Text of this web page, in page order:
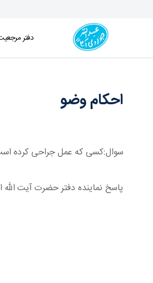
دفتر
احکام وضو
سوال:کسی که عمل جراحی کرده
پاسخ نماینده دفتر حضرت آیت